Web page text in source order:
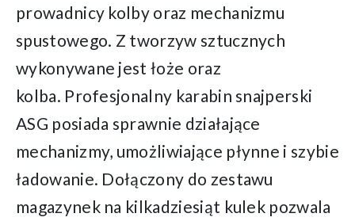
prowadnicy kolby oraz mechanizmu
spustowego. Z tworzyw sztucznych
wykonywane jest łoże oraz
kolba. Profesjonalny karabin snajperski
ASG posiada sprawnie działające
mechanizmy, umożliwiające płynne i szybie
ładowanie. Dołączony do zestawu
magazynek na kilkadziesiąt kulek pozwala